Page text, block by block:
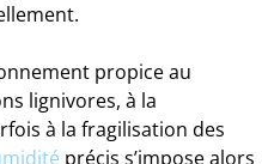
propice au
lignivores, à la
à la fragilisation des
précis s’impose alors